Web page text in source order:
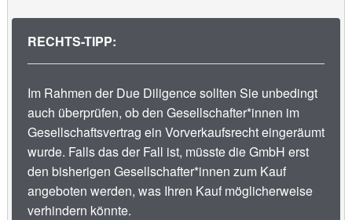
RECHTS-TIPP:
Im Rahmen der Due Diligence sollten Sie unbedingt
auch überprüfen, ob den Gesellschafter*innen im
Gesellschaftsvertrag ein Vorverkaufsrecht eingeräumt
wurde. Falls das der Fall ist, müsste die GmbH erst
den bisherigen Gesellschafter*innen zum Kauf
angeboten werden, was Ihren Kauf möglicherweise
verhindern könnte.